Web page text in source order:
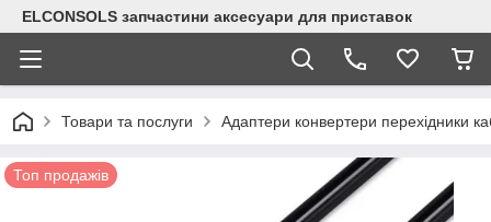
ELCONSOLS запчастини аксесуари для приставок
Товари та послуги Адаптери конвертери перехідники
Топ продажів